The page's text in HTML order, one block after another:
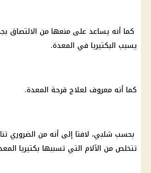
كما أنه يساعد على منعها من الالتصاق
يسبب البكتيريا في المعدة.
كما أنه معروف لعلاج قرحة المعدة.
بحسب شلبي، لافتا إلى أنه من الضروري
تتخلص من الآلام التي تسببها بكتيريا